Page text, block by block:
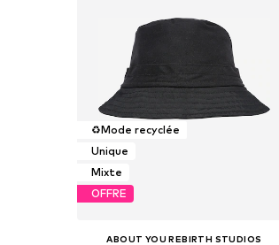
♻️Mode recyclée
Unique
Mixte
OFFRE
ABOUT YOU REBIRTH STUDIOS